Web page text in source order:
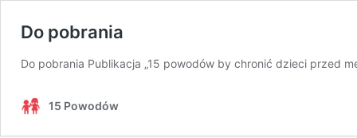
Do pobrania
Do pobrania Publikacja „15 powodów by chronić dzieci przed
15 Powodów